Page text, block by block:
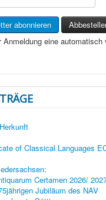
Anmeldung eine automatisch
of Classical Languages
Certamen 2026/
Jubiläum des NAV